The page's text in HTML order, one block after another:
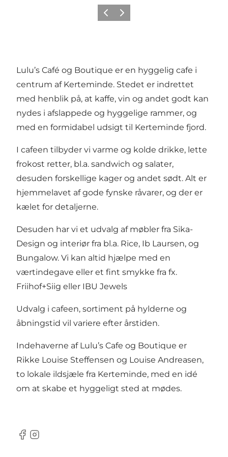
ForrigeNæste
Lulu’s Café og Boutique er en hyggelig cafe i
centrum af Kerteminde. Stedet er indrettet
med henblik på, at kaffe, vin og andet godt kan
nydes i afslappede og hyggelige rammer, og
med en formidabel udsigt til Kerteminde fjord.
I cafeen tilbyder vi varme og kolde drikke, lette
frokost retter, bl.a. sandwich og salater,
desuden forskellige kager og andet sødt. Alt er
hjemmelavet af gode fynske råvarer, og der er
kælet for detaljerne.
Desuden har vi et udvalg af møbler fra Sika-
Design og interiør fra bl.a. Rice, Ib Laursen, og
Bungalow. Vi kan altid hjælpe med en
værtindegave eller et fint smykke fra fx.
Friihof+Siig eller IBU Jewels
Udvalg i cafeen, sortiment på hylderne og
åbningstid vil variere efter årstiden.
Indehaverne af Lulu’s Cafe og Boutique er
Rikke Louise Steffensen og Louise Andreasen,
to lokale ildsjæle fra Kerteminde, med en idé
om at skabe et hyggeligt sted at mødes.
Facebook
Instagram